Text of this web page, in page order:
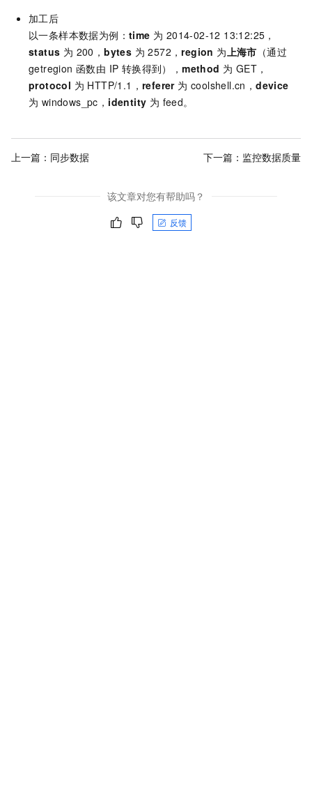
加工后
以一条样本数据为例： time 为 2014-02-12 13:12:25，
status 为 200，bytes 为 2572，region 为上海市 （通过
getregion 函数由 IP 转换得到），method 为 GET，
protocol 为 HTTP/1.1，referer为 coolshell.cn，device
为 windows_pc， identity 为 feed。
上一篇： 同步数据 下一篇： 监控数据质量
该文章对您有帮助吗？
反馈